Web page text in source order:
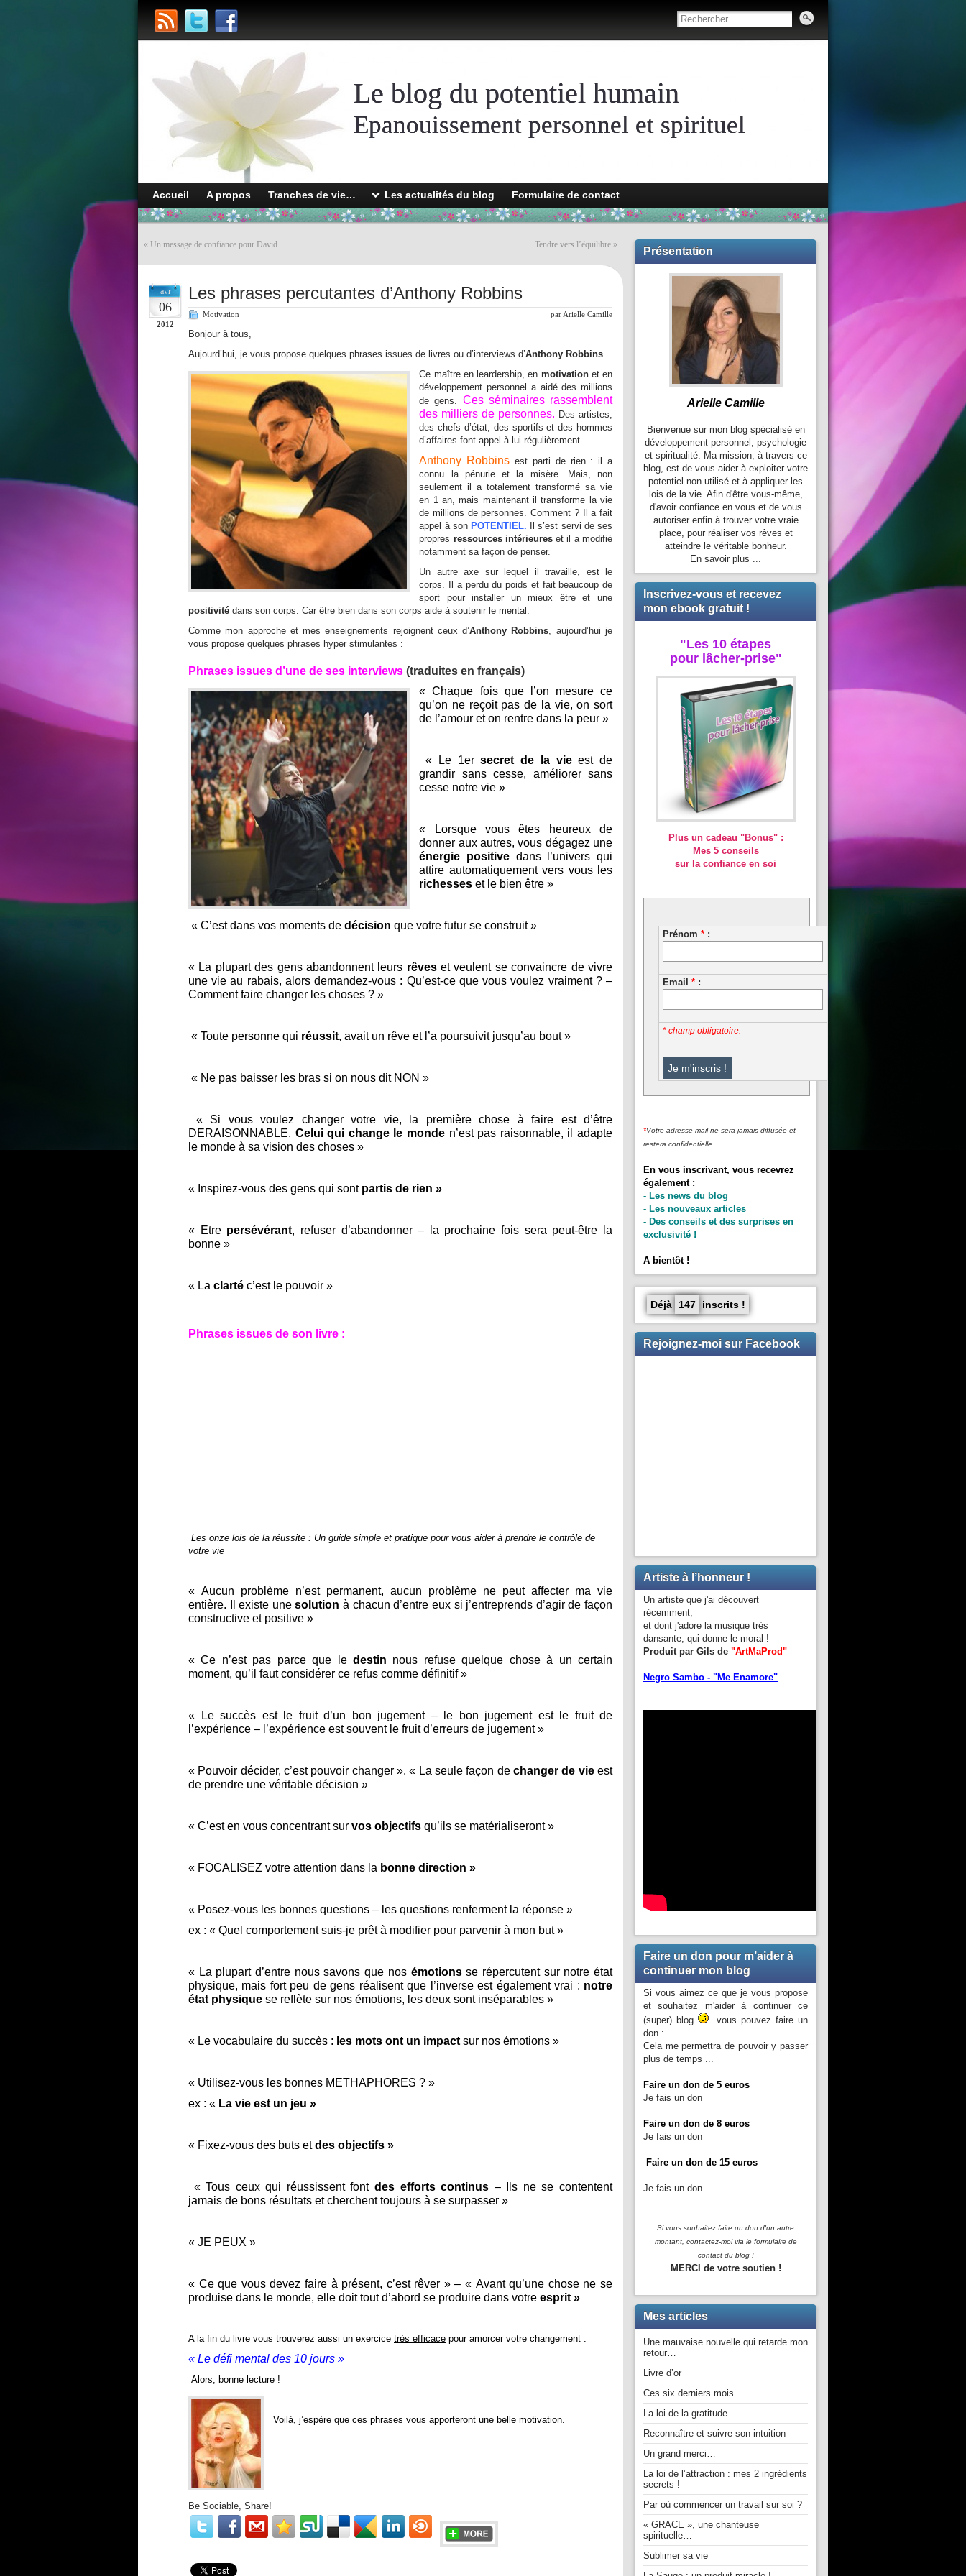
Le blog du potentiel humain
Epanouissement personnel et spirituel
Accueil A propos Tranches de vie… Les actualités du blog Formulaire de contact
« Un message de confiance pour David… Tendre vers l’équilibre »
avr
06
2012
Les phrases percutantes d’Anthony Robbins
Motivation par Arielle Camille
Bonjour à tous,
Aujourd’hui, je vous propose quelques phrases issues de livres ou d’interviews d’Anthony Robbins.
Ce maître en leardership, en motivationet en
développement personnel a aidé des millions
de gens. Ces séminaires rassemblent
des milliers de personnes. Des artistes,
des chefs d’état, des sportifs et des hommes
d’affaires font appel à lui régulièrement.
Anthony Robbins est parti de rien : il a
connu la pénurie et la misère. Mais, non
seulement il a totalement transformé sa vie
en 1 an, mais maintenant il transforme la vie
de millions de personnes. Comment ? Il a fait
appel à son POTENTIEL. Il s’est servi de ses
propres ressources intérieureset il a modifié
notamment sa façon de penser.
Un autre axe sur lequel il travaille, est le
corps. Il a perdu du poids et fait beaucoup de
sport pour installer un mieux être et une
positivité dans son corps. Car être bien dans son corps aide à soutenir le mental.
Comme mon approche et mes enseignements rejoignent ceux d’Anthony Robbins, aujourd’hui je
vous propose quelques phrases hyper stimulantes :
Phrases issues d’une de ses interviews (traduites en français)
« Chaque fois que l’on mesure ce
qu’on ne reçoit pas de la vie, on sort
de l’amour et on rentre dans la peur »
« Le 1ersecret de la vieest de
grandir sans cesse, améliorer sans
cesse notre vie »
« Lorsque vous êtes heureux de
donner aux autres, vous dégagez une
énergie positive dans l’univers qui
attire automatiquement vers vous les
richesses et le bien être »
« C’est dans vos moments de décision que votre futur se construit »
« La plupart des gens abandonnent leurs rêveset veulent se convaincre de vivre
une vie au rabais, alors demandez-vous : Qu’est-ce que vous voulez vraiment ? –
Comment faire changer les choses ? »
« Toute personne qui réussit, avait un rêve et l’a poursuivit jusqu’au bout »
« Ne pas baisser les bras si on nous dit NON »
« Si vous voulez changer votre vie, la première chose à faire est d’être
DERAISONNABLE. Celui qui change le monde n’est pas raisonnable, il adapte
le monde à sa vision des choses »
« Inspirez-vous des gens qui sont partis de rien »
« Etre persévérant, refuser d’abandonner – la prochaine fois sera peut-être la
bonne »
« La clarté c’est le pouvoir »
Phrases issues de son livre :
Les onze lois de la réussite : Un guide simple et pratique pour vous aider à prendre le contrôle de
votre vie
« Aucun problème n’est permanent, aucun problème ne peut affecter ma vie
entière. Il existe unesolution à chacun d’entre eux si j’entreprends d’agir de façon
constructive et positive »
« Ce n’est pas parce que le destin nous refuse quelque chose à un certain
moment, qu’il faut considérer ce refus comme définitif »
« Le succès est le fruit d’un bon jugement – le bon jugement est le fruit de
l’expérience – l’expérience est souvent le fruit d’erreurs de jugement »
« Pouvoir décider, c’est pouvoir changer ». « La seule façon de changer de vieest
de prendre une véritable décision »
« C’est en vous concentrant sur vos objectifs qu’ils se matérialiseront »
« FOCALISEZ votre attention dans la bonne direction »
« Posez-vous les bonnes questions – les questions renferment la réponse »
ex : « Quel comportement suis-je prêt à modifier pour parvenir à mon but »
« La plupart d’entre nous savons que nos émotionsse répercutent sur notre état
physique, mais fort peu de gens réalisent que l’inverse est également vrai : notre
état physique se reflète sur nos émotions, les deux sont inséparables »
« Le vocabulaire du succès : les mots ont un impact sur nos émotions »
« Utilisez-vous les bonnes METHAPHORES ? »
ex : « La vie est un jeu »
« Fixez-vous des buts etdes objectifs »
« Tous ceux qui réussissent fontdes efforts continus – Ils ne se contentent
jamais de bons résultats et cherchent toujours à se surpasser »
« JE PEUX »
« Ce que vous devez faire à présent, c’est rêver » – « Avant qu’une chose ne se
produise dans le monde, elle doit tout d’abord se produire dans votre esprit »
A la fin du livre vous trouverez aussi un exercice très efficace pour amorcer votre changement :
« Le défi mental des 10 jours »
Alors, bonne lecture !
Voilà, j’espère que ces phrases vous apporteront une belle motivation.
Be Sociable, Share!
Présentation
Arielle Camille
Bienvenue sur mon blog spécialisé en
développement personnel, psychologie
et spiritualité. Ma mission, à travers ce
blog, est de vous aider à exploiter votre
potentiel non utilisé et à appliquer les
lois de la vie. Afin d'être vous-même,
d'avoir confiance en vous et de vous
autoriser enfin à trouver votre vraie
place, pour réaliser vos rêves et
atteindre le véritable bonheur.
En savoir plus ...
Inscrivez-vous et recevez
mon ebook gratuit !
"Les 10 étapes
pour lâcher-prise"
Plus un cadeau "Bonus" :
Mes 5 conseils
sur la confiance en soi
Prénom * :
Email * :
* champ obligatoire.
*Votre adresse mail ne sera jamais diffusée et
restera confidentielle.
En vous inscrivant, vous recevrez
également :
- Les news du blog
- Les nouveaux articles
- Des conseils et des surprises en
exclusivité !
A bientôt !
Déjà 147 inscrits !
Rejoignez-moi sur Facebook
Artiste à l’honneur !
Un artiste que j'ai découvert
récemment,
et dont j'adore la musique très
dansante, qui donne le moral !
Produit par Gils de "ArtMaProd"
Negro Sambo - "Me Enamore"
Faire un don pour m’aider à
continuer mon blog
Si vous aimez ce que je vous propose
et souhaitez m'aider à continuer ce
(super) blog
vous pouvez faire un
don :
Cela me permettra de pouvoir y passer
plus de temps ...
Faire un don de 5 euros
Je fais un don
Faire un don de 8 euros
Je fais un don
Faire un don de 15 euros
Je fais un don
Si vous souhaitez faire un don d'un autre
montant, contactez-moivia le formulaire de
contact du blog !
MERCI de votre soutien !
Mes articles
Une mauvaise nouvelle qui retarde mon
retour…
Livre d’or
Ces six derniers mois…
La loi de la gratitude
Reconnaître et suivre son intuition
Un grand merci…
La loi de l’attraction : mes 2 ingrédients
secrets !
Par où commencer un travail sur soi ?
« GRACE », une chanteuse
spirituelle…
Sublimer sa vie